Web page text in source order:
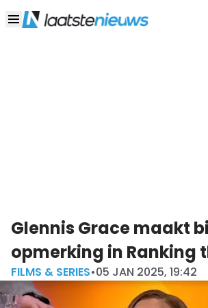
Glennis Grace maakt
opmerking in Ranking
FILMS & SERIES•05 JAN 2025, 19:42